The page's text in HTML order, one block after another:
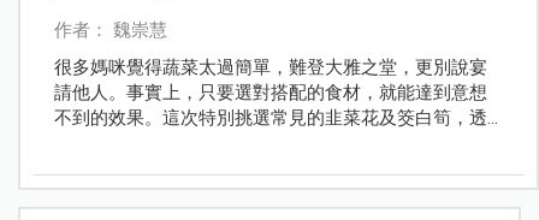
作者： 魏崇慧
很多媽咪覺得蔬菜太過簡單，難登大雅之堂，更別說宴
請他人。事實上，只要選對搭配的食材，就能達到意想
不到的效果。這次特別挑選常見的韭菜花及筊白筍，透